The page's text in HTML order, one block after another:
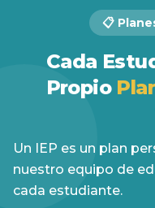
📋
Cada
Propio
Un IEP es un plan
nuestro equipo de
cada estudiante.